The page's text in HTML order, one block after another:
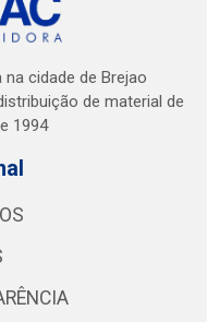
cidade de Brejao
de material de
1994